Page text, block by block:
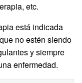
etc.
está indicada
no estén siendo
y siempre
enfermedad.